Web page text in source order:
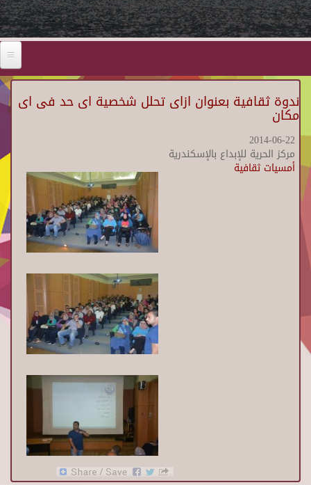
ندوة ثقافية بعنوان ازاى تحلل شخصية اى حد فى اى
مكان
2014-06-22
مركز الحرية للإبداع بالإسكندرية
أمسيات ثقافية